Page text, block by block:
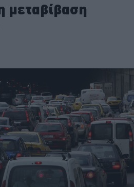
μεταβίβαση